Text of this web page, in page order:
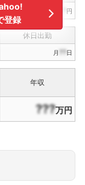
???,??? 円
休日出勤
月 ??日
年収
???万円
登録